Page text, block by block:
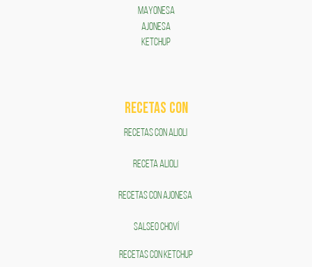
MAYONESA
AJONESA
KETCHUP
RECETAS COn
RECETAS CON ALIOLI
RECETA ALIOLI
RECETAS CON AJONESA
SALSEO CHOVÍ
RECETAS CON KETCHUP